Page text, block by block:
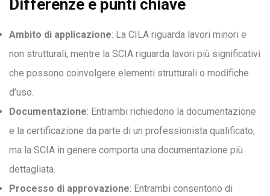
Differenze e punti chiave
Ambito di applicazione: La CILA riguarda lavori minori e
non strutturali, mentre la SCIA riguarda lavori più significativi
che possono coinvolgere elementi strutturali o modifiche
d’uso.
Documentazione: Entrambi richiedono la documentazione
e la certificazione da parte di un professionista qualificato,
ma la SCIA in genere comporta una documentazione più
dettagliata.
Processo di approvazione: Entrambi consentono di